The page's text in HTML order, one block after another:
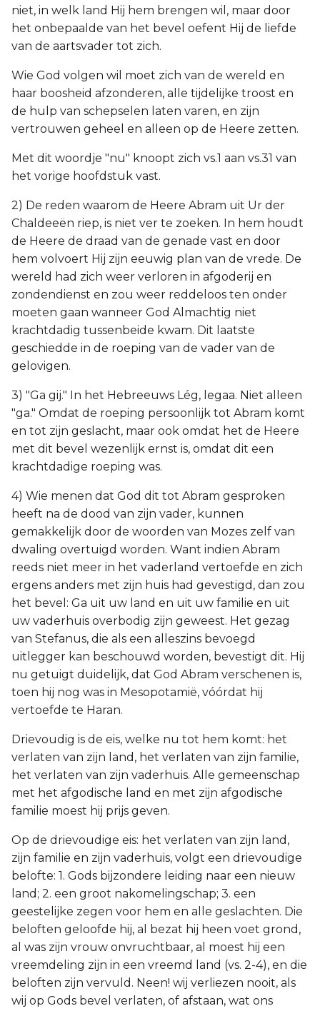
Filémon
Jakobus
1 Petrus
2 Petrus
1 Johannes
2 Johannes
3 Johannes
Judas
Openbaring
niet, in welk land Hij hem brengen wil, maar door
het onbepaalde van het bevel oefent Hij de liefde
van de aartsvader tot zich.
Wie God volgen wil moet zich van de wereld en
haar boosheid afzonderen, alle tijdelijke troost en
de hulp van schepselen laten varen, en zijn
vertrouwen geheel en alleen op de Heere zetten.
Met dit woordje "nu" knoopt zich vs.1 aan vs.31 van
het vorige hoofdstuk vast.
2) De reden waarom de Heere Abram uit Ur der
Chaldeeën riep, is niet ver te zoeken. In hem houdt
de Heere de draad van de genade vast en door
hem volvoert Hij zijn eeuwig plan van de vrede. De
wereld had zich weer verloren in afgoderij en
zondendienst en zou weer reddeloos ten onder
moeten gaan wanneer God Almachtig niet
krachtdadig tussenbeide kwam. Dit laatste
geschiedde in de roeping van de vader van de
gelovigen.
3) "Ga gij." In het Hebreeuws Lég, legaa. Niet alleen
"ga." Omdat de roeping persoonlijk tot Abram komt
en tot zijn geslacht, maar ook omdat het de Heere
met dit bevel wezenlijk ernst is, omdat dit een
krachtdadige roeping was.
4) Wie menen dat God dit tot Abram gesproken
heeft na de dood van zijn vader, kunnen
gemakkelijk door de woorden van Mozes zelf van
dwaling overtuigd worden. Want indien Abram
reeds niet meer in het vaderland vertoefde en zich
ergens anders met zijn huis had gevestigd, dan zou
het bevel: Ga uit uw land en uit uw familie en uit
uw vaderhuis overbodig zijn geweest. Het gezag
van Stefanus, die als een alleszins bevoegd
uitlegger kan beschouwd worden, bevestigt dit. Hij
nu getuigt duidelijk, dat God Abram verschenen is,
toen hij nog was in Mesopotamië, vóórdat hij
vertoefde te Haran.
Drievoudig is de eis, welke nu tot hem komt: het
verlaten van zijn land, het verlaten van zijn familie,
het verlaten van zijn vaderhuis. Alle gemeenschap
met het afgodische land en met zijn afgodische
familie moest hij prijs geven.
Op de drievoudige eis: het verlaten van zijn land,
zijn familie en zijn vaderhuis, volgt een drievoudige
belofte: 1. Gods bijzondere leiding naar een nieuw
land; 2. een groot nakomelingschap; 3. een
geestelijke zegen voor hem en alle geslachten. Die
beloften geloofde hij, al bezat hij heen voet grond,
al was zijn vrouw onvruchtbaar, al moest hij een
vreemdeling zijn in een vreemd land (vs. 2-4), en die
beloften zijn vervuld. Neen! wij verliezen nooit, als
wij op Gods bevel verlaten, of afstaan, wat ons